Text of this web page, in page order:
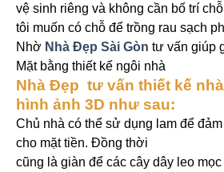
vệ sinh riêng và không cần bố trí
tôi muốn có chỗ để trồng rau sạch
Nhờ Nhà Đẹp Sài Gòn tư vấn giúp
Mặt bằng thiết kế ngôi nhà
Nhà Đẹp tư vấn thiết kế
hình ảnh 3D như sau:
Chủ nhà có thể sử dụng lam để
cho mặt tiền. Đồng thời
cũng là giàn để các cây dây leo